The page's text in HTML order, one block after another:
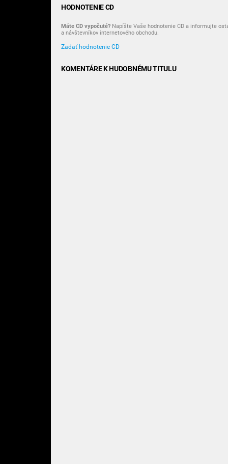
HODNOTENIE CD
Máte CD vypočuté? Napíšte Vaše hodnotenie CD a informujte
a návštevníkov internetového obchodu.
Zadať hodnotenie CD
KOMENTÁRE K HUDOBNÉMU TITULU